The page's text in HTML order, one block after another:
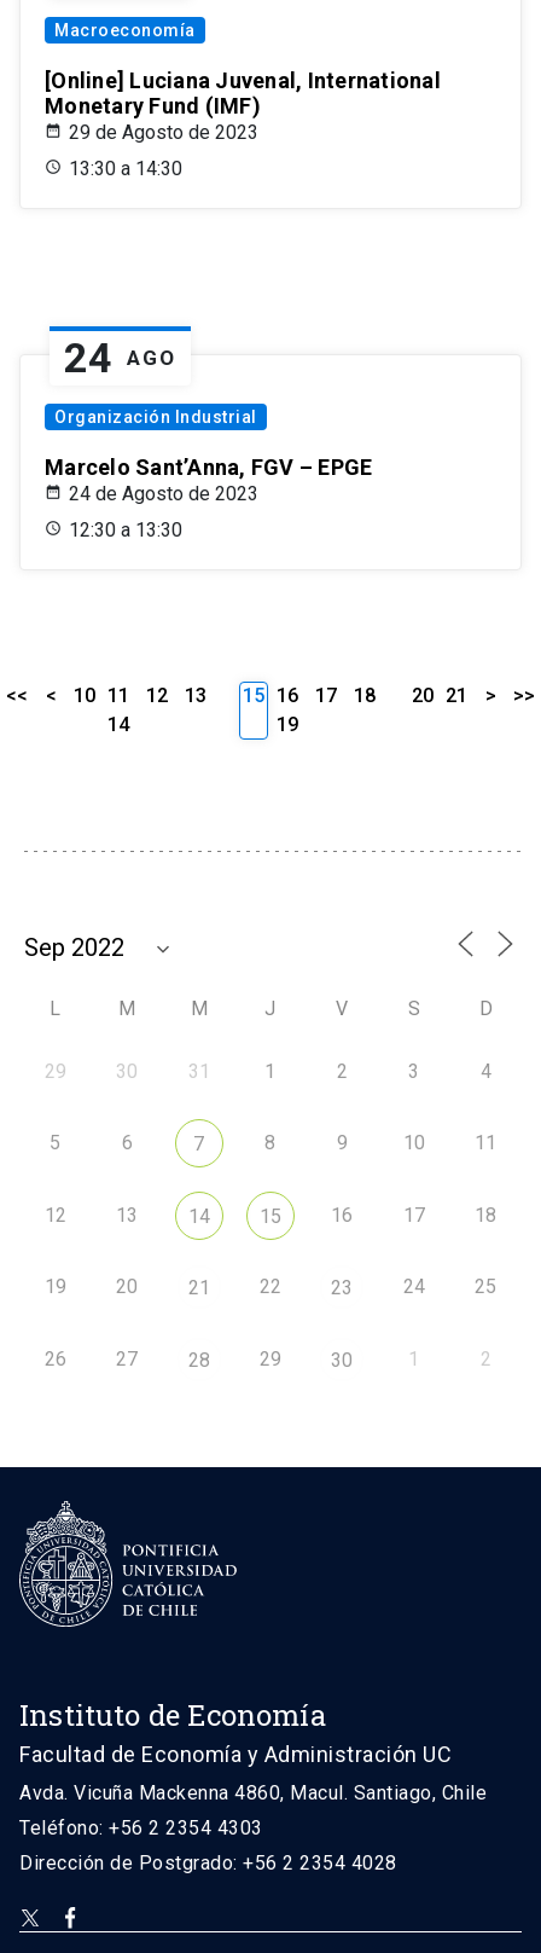
Macroeconomía
[Online] Luciana Juvenal, International
Monetary Fund (IMF)
29 de Agosto de 2023
13:30 a 14:30
24 AGO
Organización Industrial
Marcelo Sant’Anna, FGV – EPGE
24 de Agosto de 2023
12:30 a 13:30
<< < 10 11 12
13
14
15 16 17
18
19
20 21 > >>
L M M J V S D
29 30 31 1 2 3 4
5 6 7 8 9 10 11
12 13 14 15 16 17 18
19 20 21 22 23 24 25
26 27 28 29 30 1 2
Instituto de Economía
Facultad de Economía y Administración UC
Avda. Vicuña Mackenna 4860, Macul. Santiago, Chile
Teléfono: +56 2 2354 4303
Dirección de Postgrado: +56 2 2354 4028